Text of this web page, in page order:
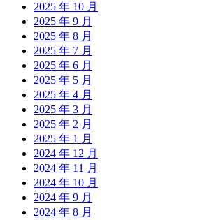
2025 年 10 月
2025 年 9 月
2025 年 8 月
2025 年 7 月
2025 年 6 月
2025 年 5 月
2025 年 4 月
2025 年 3 月
2025 年 2 月
2025 年 1 月
2024 年 12 月
2024 年 11 月
2024 年 10 月
2024 年 9 月
2024 年 8 月